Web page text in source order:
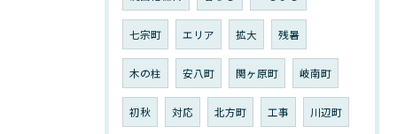
七宗町 エリア 拡大 残暑
木の柱 安八町 関ヶ原町 岐南町
初秋 対応 北方町 工事 川辺町